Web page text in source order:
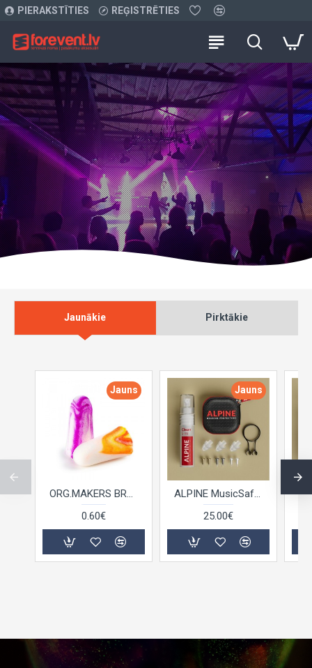
PIERAKSTĪTIES REĢISTRĒTIES
Jaunākie Pirktākie
Jauns
ORG.MAKERS BRAND SPARKPLUG
0.60€
Jauns
ALPINE MusicSafe Pro Transparant
25.00€